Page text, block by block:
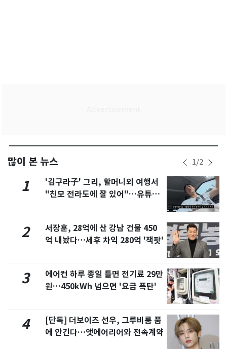
많이 본 뉴스 1/2
1
'김구라子' 그리, 할머니외 여행서
"친모 전라도에 잘 있어"…유튜브
2
서장훈, 28억에 산 강남 건물 450
억 내놨다…세후 차익 280억 '잭팟'
3
에어컨 하루 종일 틀면 전기료 29만
원…450kWh 넘으면 '요금 폭탄'
4
[단독] 더보이즈 선우, 그루비룸 품
에 안긴다…앳에어리어와 전속계약